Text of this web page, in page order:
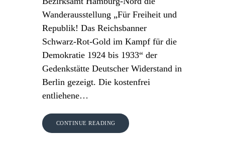
Wanderausstellung „Für Freiheit und
Republik! Das Reichsbanner
Schwarz-Rot-Gold im Kampf für die
Demokratie 1924 bis 1933“ der
Gedenkstätte Deutscher Widerstand in
Berlin gezeigt. Die kostenfrei
entliehene…
CONTINUE READING